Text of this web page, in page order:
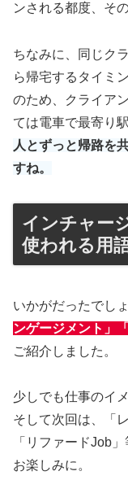
ンされる都度、そ
ちなみに、同じク
ら帰宅するタイミ
のため、クライア
ては電車で最寄り
人とずっと帰路を
すね。
インチャー
使われる用
いかがだったでし
ンゲージメント」
ご紹介しました。
少しでも仕事のイ
そして次回は、「
「リファードJob
お楽しみに。